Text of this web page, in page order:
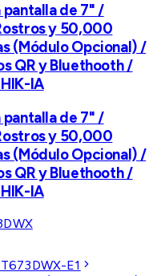
pantalla de 7" /
y 50,000
(Módulo Opcional) /
QR y Bluethooth /
IA
pantalla de 7" /
y 50,000
(Módulo Opcional) /
QR y Bluethooth /
IA
E1